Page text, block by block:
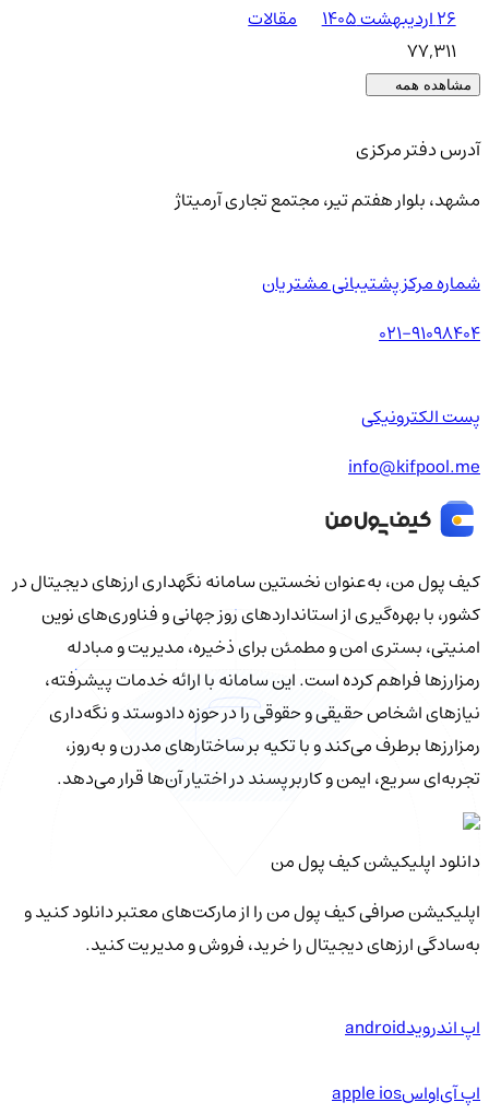
۲۶ اردیبهشت ۱۴۰۵
مقالات
77,311
مشاهده همه
آدرس دفتر مرکزی
مشهد، بلوار هفتم تیر، مجتمع تجاری آرمیتاژ
شماره مرکز پشتیبانی مشتریان
021-91098404
پست الکترونیکی
info@kifpool.me
کیف‌ پول من، به‌عنوان نخستین سامانه نگهداری ارزهای دیجیتال در
کشور، با بهره‌گیری از استانداردهای روز جهانی و فناوری‌های نوین
امنیتی، بستری امن و مطمئن برای ذخیره، مدیریت و مبادله
رمزارزها فراهم کرده است. این سامانه با ارائه خدمات پیشرفته،
نیازهای اشخاص حقیقی و حقوقی را در حوزه دادوستد و نگه‌داری
رمزارزها برطرف می‌کند و با تکیه بر ساختارهای مدرن و به‌روز،
تجربه‌ای سریع، ایمن و کاربرپسند در اختیار آن‌ها قرار می‌دهد.
دانلود اپلیکیشن کیف‌ پول من
اپلیکیشن صرافی کیف پول من را از مارکت‌های معتبر دانلود کنید و
به‌سادگی ارزهای دیجیتال را خرید، فروش و مدیریت کنید.
اپ اندرویدandroid
اپ آی‌او‌اسapple ios